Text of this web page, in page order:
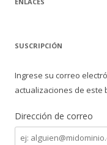
SUSCRIPCIÓN
Ingrese su correo
actualizaciones de este
Dirección de correo
Dirección
de